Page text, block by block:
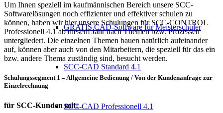
GRATIS CAD-Software für Meisterschüler
SCC-CAD Standard 4.1
SCC-CAD Professionell 4.1
Um Ihnen speziell im kaufmännischen Bereich unsere SCC-
Softwarelösungen noch effizienter und effektiver schulen zu
können, haben wir hier unsere Schulungen für SCC-CONTROL
Professionell 4.1 ab diesem Jahr nach Themen bzw. Prozessen
untergliedert. Die einzelnen Themen bauen natürlich aufeinander
auf, können aber auch von den Mitarbeitern, die speziell für das ein
bzw. andere Thema zuständig sind, besucht werden.
Schulungssegment 1 – Allgemeine Bedienung / Von der Kundenanfrage zur
Einzelrechnung
für SCC-Kunden mit: